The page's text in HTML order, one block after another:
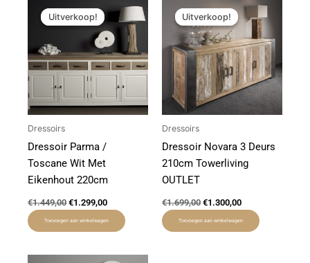
Uitverkoop!
Uitverkoop!
Dressoirs
Dressoir Parma /
Toscane Wit Met
Eikenhout 220cm
€1.449,00
prijs
was:
€1.449,00.
€1.299,00
prijs
is:
€1.299,00.
Toevoegen aan winkelwagen
Uitverkoop!
Uitverkoop!
Dressoirs
Dressoir Novara 3 Deurs
210cm Towerliving
OUTLET
€1.699,00
prijs
was:
€1.699,00.
€1.300,00
prijs
is:
€1.300,00.
Toevoegen aan winkelwagen